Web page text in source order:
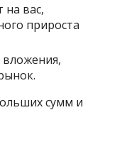
на вас,
прироста
вложения,
сумм и